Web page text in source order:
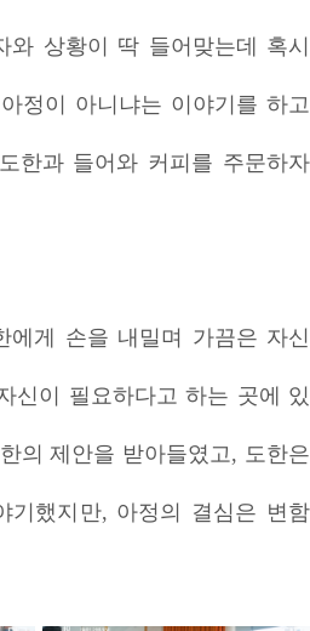
와 상황이 딱 들어맞는데 혹시
정이 아니냐는 이야기를 하고
한과 들어와 커피를 주문하자
에게 손을 내밀며 가끔은 자신
신이 필요하다고 하는 곳에 있
의 제안을 받아들였고, 도한은
기했지만, 아정의 결심은 변함